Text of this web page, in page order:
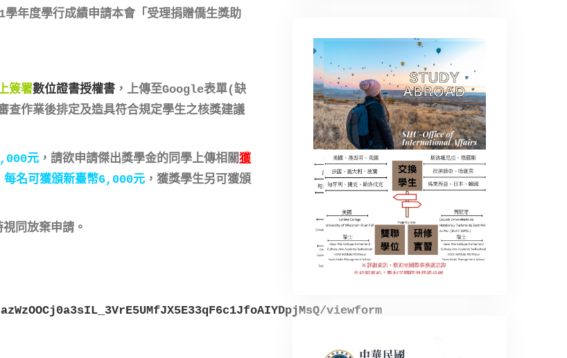
年度學行成績申請本會「受理捐贈僑生獎助
簽署數位證書授權書 ，上傳至Google表單(缺
作業後排定及造具符合規定學生之核獎建議
元 ，請欲申請傑出獎學金的同學上傳相關獲
每名可獲頒新臺幣6,000元 ，獲獎學生另可獲頒
視同放棄申請。
viewform